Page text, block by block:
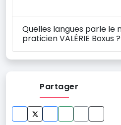
Quelles langues parle le
praticien VALÉRIE Boxus ?
Partager